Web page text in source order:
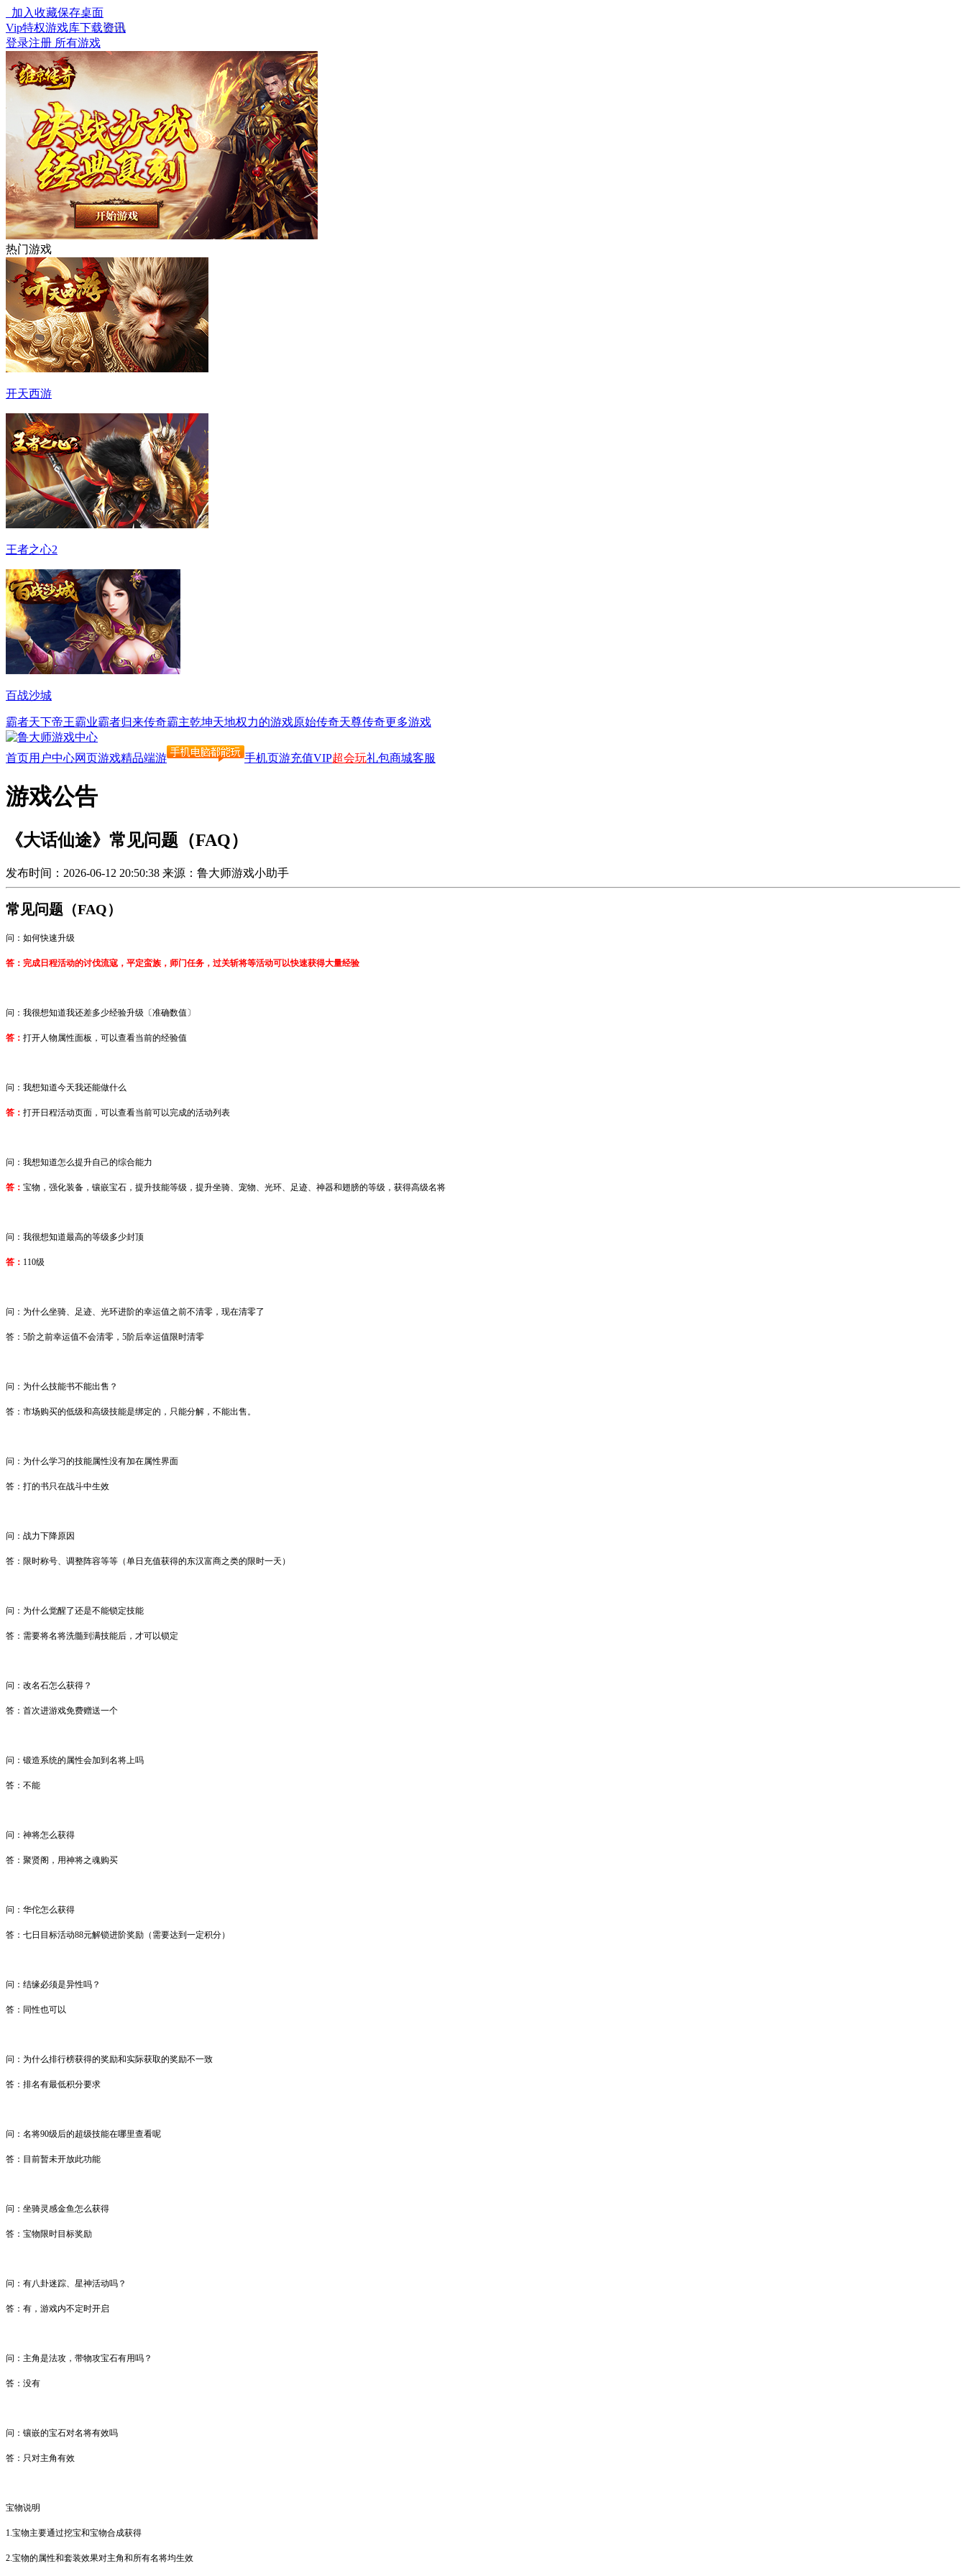
加入收藏保存桌面
Vip特权游戏库下载资讯
登录注册 所有游戏
热门游戏
开天西游
王者之心2
百战沙城
霸者天下帝王霸业霸者归来传奇霸主乾坤天地权力的游戏原始传奇天尊传奇更多游戏
首页用户中心网页游戏精品端游 手机页游充值VIP超会玩礼包商城客服
游戏公告
《大话仙途》常见问题（FAQ）
发布时间：2026-06-12 20:50:38 来源：鲁大师游戏小助手
常见问题（FAQ）
问 ： 如何快速升级
答：完成日程活动的讨伐流寇，平定蛮族，师门任务，过关斩将等活动可以快速获得大量经验
问 ：我很想知道我还差多少经验升级〔准确数值〕
答： 打开人物属性面板，可以查看当前的经验值
问 ：我想知道今天我还能做什么
答： 打开日程活动页面，可以查看当前可以完成的活动列表
问 ：我想知道怎么提升自己的综合能力
答： 宝物， 强化装备，镶嵌宝石，提升技能等级，提升坐骑、宠物、光环、足迹、神器和翅膀的等级，获得高级名将
问 ：我很想知道最高的等级多少封顶
答： 1 10级
问： 为什么坐骑、足迹、光环进阶的幸运值之前不清零，现在清零了
答： 5阶之前幸运值不会清零， 5阶后幸运值限时清零
问 ： 为什么技能书不能出售？
答： 市场购买的低级和高级技能是绑定的，只能分解，不能出售。
问 ： 为什么学习的技能属性没有加在属性界面
答： 打的书只在战斗中生效
问 ： 战力下降原因
答： 限时称号、调整阵容等等 （单日充值获得的东汉富商之类的限时一天）
问 ： 为什么觉醒了还是不能锁定技能
答：需要将名将洗髓到满技能后，才可以锁定
问 ： 改名石怎么获得？
答： 首次进游戏免费赠送一个
问 ： 锻造系统的属性会加到名将上吗
答： 不能
问 ： 神将怎么获得
答： 聚贤阁，用神将之魂购买
问 ： 华佗怎么获得
答： 七日目标活动88元解锁进阶奖励（需要达到一定积分）
问 ： 结缘必须是异性吗？
答： 同性也可以
问 ： 为什么排行榜获得的奖励和实际获取的奖励不一致
答： 排名有最低积分要求
问 ： 名将90级后的超级技能在哪里查看呢
答： 目前暂未开放此功能
问 ： 坐骑灵感金鱼怎么获得
答： 宝物限时目标奖励
问 ： 有八卦迷踪、星神活动吗？
答： 有，游戏内不定时开启
问 ： 主角是法攻，带物攻宝石有用吗？
答： 没有
问 ： 镶嵌的宝石对名将有效吗
答： 只对主角有效
宝物说明
1. 宝物主要通过挖宝和宝物合成获得
2. 宝物的属性和套装效果对主角和所有名将均生效